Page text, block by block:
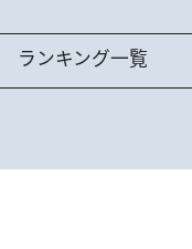
ランキング一覧